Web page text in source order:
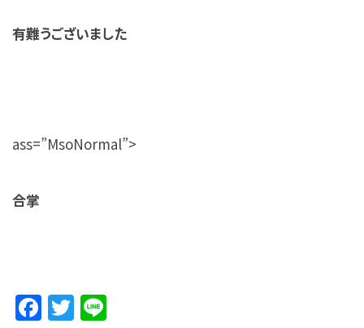
有難うございました
ass=”MsoNormal”>
合掌
Facebook
Twitter